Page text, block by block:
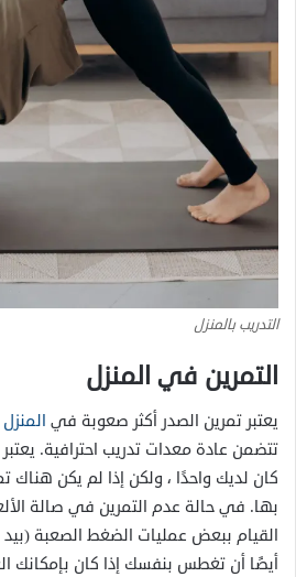
التدريب بالمنزل
التمرين في المنزل
يعتبر تمرين الصدر أكثر صعوبة في المنزل
تتضمن عادة معدات تدريب احترافية. يعتبر
كان لديك واحدًا ، ولكن إذا لم يكن هناك
بها. في حالة عدم التمرين في صالة
القيام ببعض عمليات الضغط الصعبة
أيضًا أن تغطس بنفسك إذا كان بإمكانك